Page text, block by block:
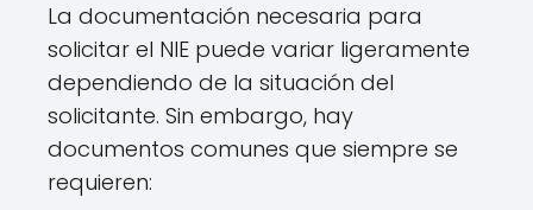
La documentación necesaria para
solicitar el NIE puede variar ligeramente
dependiendo de la situación del
solicitante. Sin embargo, hay
documentos comunes que siempre se
requieren: